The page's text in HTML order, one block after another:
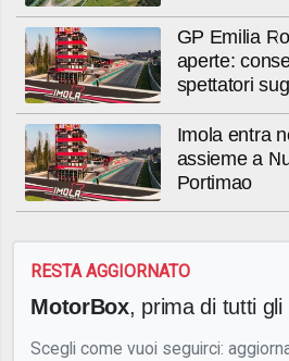
GP Emilia
aperte:
spettatori
Imola entra
assieme a
Portimao
RESTA AGGIORNATO
MotorBox, prima di tutti gli
Scegli come vuoi seguirci: